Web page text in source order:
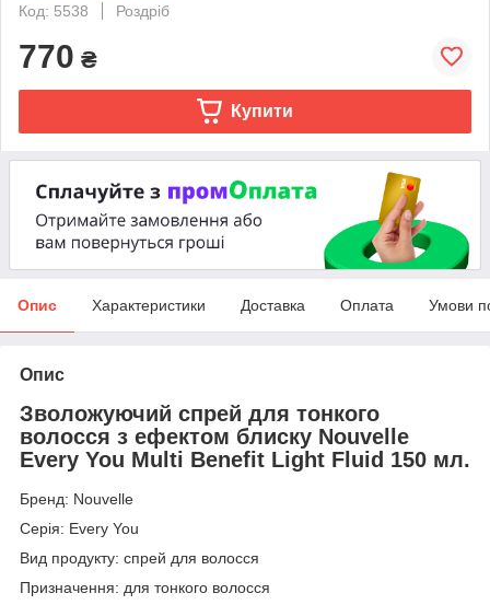
Код: 5538
Роздріб
770 ₴
Купити
Опис Характеристики Доставка Оплата Умови
Опис
Зволожуючий спрей для тонкого
волосся з ефектом блиску Nouvelle
Every You Multi Benefit Light Fluid 150 мл.
Бренд: Nouvelle
Серія: Every You
Вид продукту: спрей для волосся
Призначення: для тонкого волосся